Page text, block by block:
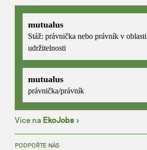
mutualus
Stáž: právnička nebo právník v oblasti
udržitelnosti
mutualus
právnička/právník
Více na EkoJobs >
PODPOŘTE NÁS